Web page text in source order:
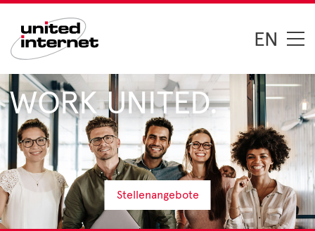
EN
WORK UNITED.
Stellenangebote